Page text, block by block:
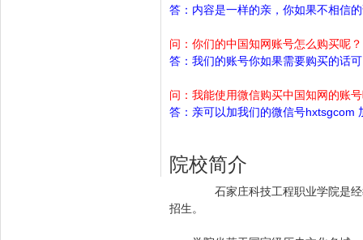
答：内容是一样的亲，你如果不相信
问：你们的中国知网账号怎么购买呢？
答：我们的账号你如果需要购买的话
问：我能使用微信购买中国知网的账
答：亲可以加我们的微信号hxtsgcom
院校简介
石家庄科技工程职业学院是经
招生。